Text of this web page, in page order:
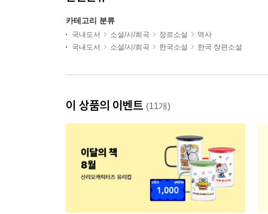
카테고리 분류
국내도서 소설/시/희곡 장르소설
역사
국내도서
소설/시/희곡 한국소설 한국 장편소설
이 상품의 이벤트 (11개)